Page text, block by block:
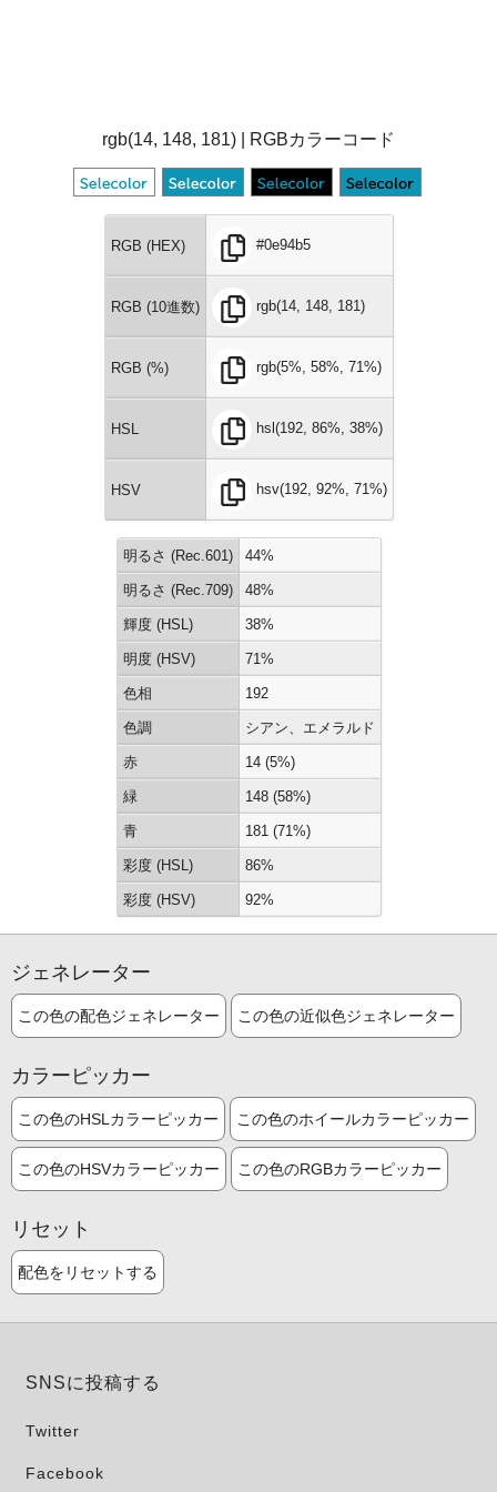
rgb(14, 148, 181) | RGBカラーコード
RGB (HEX) #0e94b5
RGB (10進数) rgb(14, 148, 181)
RGB (%) rgb(5%, 58%, 71%)
HSL hsl(192, 86%, 38%)
HSV hsv(192, 92%, 71%)
明るさ (Rec.601) 44%
明るさ (Rec.709) 48%
輝度 (HSL) 38%
明度 (HSV) 71%
色相 192
色調 シアン、エメラルド
赤 14 (5%)
緑 148 (58%)
青 181 (71%)
彩度 (HSL) 86%
彩度 (HSV) 92%
ジェネレーター
この色の配色ジェネレーター この色の近似色ジェネレーター
カラーピッカー
この色のHSLカラーピッカー この色のホイールカラーピッカー
この色のHSVカラーピッカー この色のRGBカラーピッカー
リセット
配色をリセットする
SNSに投稿する
Twitter
Facebook